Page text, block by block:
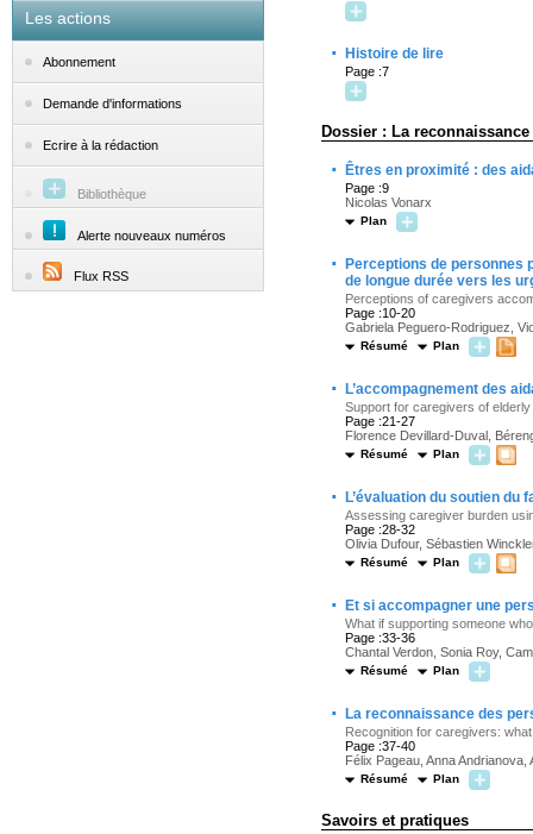
Les actions
Abonnement
Demande d'informations
Ecrire à la rédaction
Bibliothèque
Alerte nouveaux numéros
Flux RSS
· Histoire de lire
Page :7
Dossier : La
· Êtres en proximité : des
Page :9
Nicolas Vonarx
Plan
·
Perceptions de personnes
de longue durée vers les
Perceptions of caregivers
Page :10-20
Gabriela Peguero-Rodriguez,
Résumé Plan
· L’accompagnement des
Support for caregivers of
Page :21-27
Florence Devillard-Duval,
Résumé Plan
· L’évaluation du soutien
Assessing caregiver burden
Page :28-32
Olivia Dufour, Sébastien
Résumé Plan
· Et si accompagner une
What if supporting someone
Page :33-36
Chantal Verdon, Sonia Roy,
Résumé Plan
· La reconnaissance des
Recognition for caregivers:
Page :37-40
Félix Pageau, Anna
Résumé Plan
Savoirs et pratiques